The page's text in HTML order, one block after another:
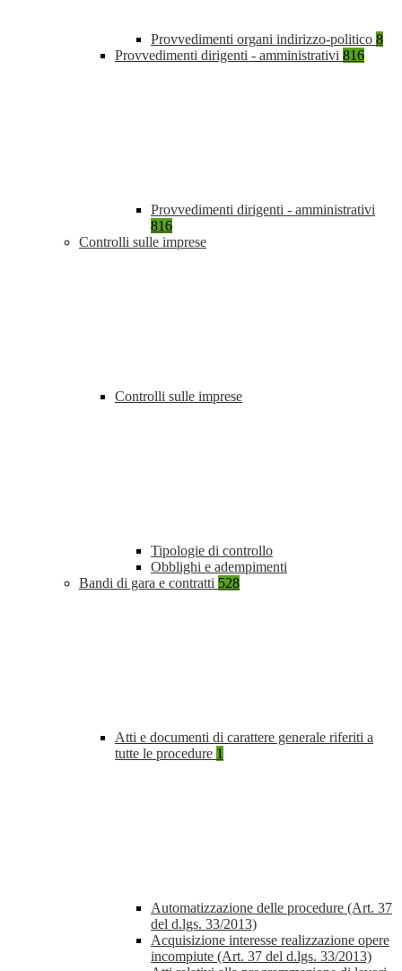
Provvedimenti organi indirizzo-politico 8
Provvedimenti dirigenti - amministrativi 816
Provvedimenti dirigenti - amministrativi
816
Controlli sulle imprese
Controlli sulle imprese
Tipologie di controllo
Obblighi e adempimenti
Bandi di gara e contratti 528
Atti e documenti di carattere generale riferiti a
tutte le procedure 1
Automatizzazione delle procedure (Art. 37
del d.lgs. 33/2013)
Acquisizione interesse realizzazione opere
incompiute (Art. 37 del d.lgs. 33/2013)